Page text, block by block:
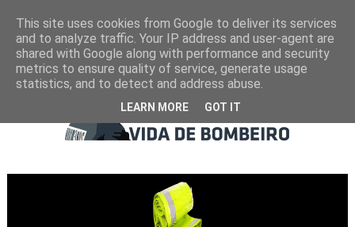
This site uses cookies from Google to deliver its services
and to analyze traffic. Your IP address and user-agent are
shared with Google along with performance and security
metrics to ensure quality of service, generate usage
statistics, and to detect and address abuse.
LEARN MORE GOT IT